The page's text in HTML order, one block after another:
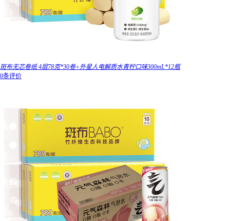
斑布无芯卷纸 4层78克*30卷+外星人电解质水青柠口味300mL*12瓶
0条评价